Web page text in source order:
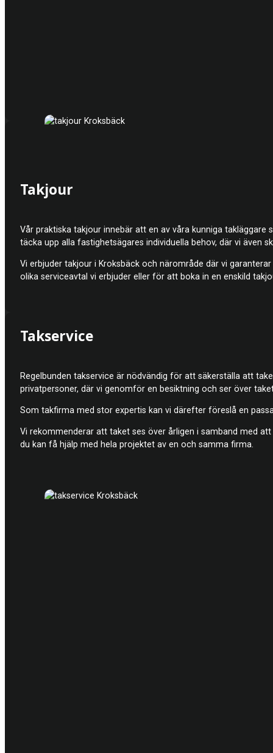
Takjour
Vår praktiska takjour innebär att en av våra kunniga
täcka upp alla fastighetsägares individuella behov, där vi även
Vi erbjuder takjour i Kroksbäck och närområde där vi
olika serviceavtal vi erbjuder eller för att boka in en enskild
Takservice
Regelbunden takservice är nödvändig för att säkerställa att
privatpersoner, där vi genomför en besiktning och ser över
Som takfirma med stor expertis kan vi därefter föreslå en
Vi rekommenderar att taket ses över årligen i samband med
du kan få hjälp med hela projektet av en och samma firma.